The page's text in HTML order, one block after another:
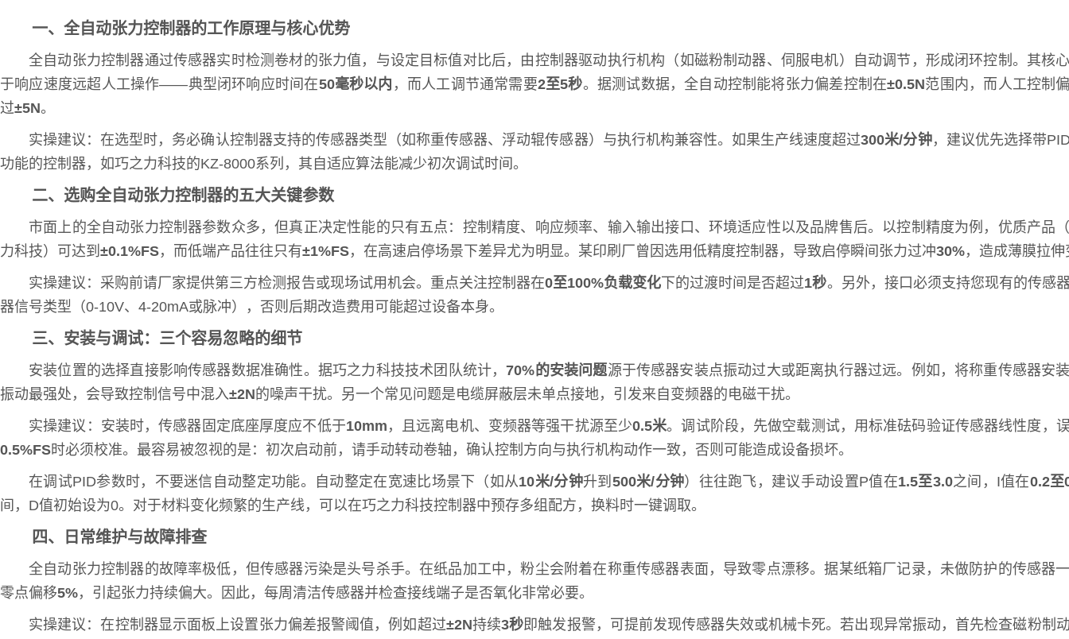
一、全自动张力控制器的工作原理与核心优势
全自动张力控制器通过传感器实时检测卷材的张力值，与设定目标值对比后，由控制器驱动执行机构（如磁粉制动器、伺服电机）自动调节，形成闭环控制。其核
于响应速度远超人工操作——典型闭环响应时间在50毫秒以内 ，而人工调节通常需要2至5秒。据测试数据，全自动控制能将张力偏差控制在±0.5N范围内，而人工控制
过±5N。
实操建议：在选型时，务必确认控制器支持的传感器类型（如称重传感器、浮动辊传感器）与执行机构兼容性。如果生产线速度超过300米/分钟，建议优先选择带
功能的控制器，如巧之力科技的KZ-8000系列，其自适应算法能减少初次调试时间。
二、选购全自动张力控制器的五大关键参数
市面上的全自动张力控制器参数众多，但真正决定性能的只有五点：控制精度、响应频率、输入输出接口、环境适应性以及品牌售后。以控制精度为例，优质产品
力科技）可达到 ±0.1%FS，而低端产品往往只有±1%FS，在高速启停场景下差异尤为明显。某印刷厂曾因选用低精度控制器，导致启停瞬间张力过冲30%，造成薄膜拉
实操建议：采购前请厂家提供第三方检测报告或现场试用机会。重点关注控制器在0至100%负载变化 下的过渡时间是否超过1秒。另外，接口必须支持您现有的传感
器信号类型（0-10V、4-20mA或脉冲），否则后期改造费用可能超过设备本身。
三、安装与调试：三个容易忽略的细节
安装位置的选择直接影响传感器数据准确性。据巧之力科技技术团队统计，70%的安装问题源于传感器安装点振动过大或距离执行器过远。例如，将称重传感器安
振动最强处，会导致控制信号中混入±2N的噪声干扰。另一个常见问题是电缆屏蔽层未单点接地，引发来自变频器的电磁干扰。
实操建议：安装时，传感器固定底座厚度应不低于10mm ，且远离电机、变频器等强干扰源至少0.5米。调试阶段，先做空载测试，用标准砝码验证传感器线性度，
0.5%FS时必须校准。最容易被忽视的是：初次启动前，请手动转动卷轴，确认控制方向与执行机构动作一致，否则可能造成设备损坏。
在调试PID参数时，不要迷信自动整定功能。自动整定在宽速比场景下（如从10米/分钟升到 500米/分钟）往往跑飞，建议手动设置P值在1.5至3.0之间，I值在0.2至
间，D值初始设为0。对于材料变化频繁的生产线，可以在巧之力科技控制器中预存多组配方，换料时一键调取。
四、日常维护与故障排查
全自动张力控制器的故障率极低，但传感器污染是头号杀手。在纸品加工中，粉尘会附着在称重传感器表面，导致零点漂移。据某纸箱厂记录，未做防护的传感器
零点偏移5%，引起张力持续偏大。因此，每周清洁传感器并检查接线端子是否氧化非常必要。
实操建议：在控制器显示面板上设置张力偏差报警阈值，例如超过±2N持续3秒即触发报警，可提前发现传感器失效或机械卡死。若出现异常振动，首先检查磁粉制